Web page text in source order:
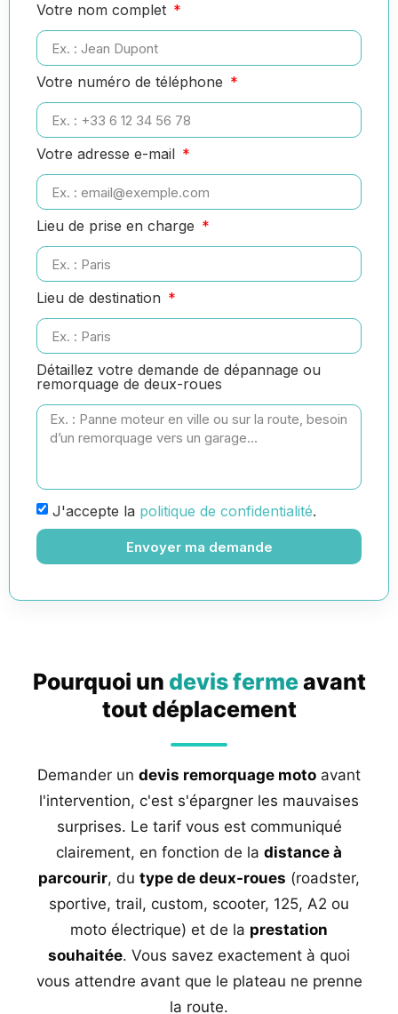
Votre nom complet
Votre numéro de téléphone
Votre adresse e-mail
Lieu de prise en charge
Lieu de destination
Détaillez votre demande de dépannage ou
remorquage de deux-roues
J'accepte la politique de confidentialité.
Envoyer ma demande
Pourquoi un devis fermeavant
tout déplacement
Demander un devis remorquage moto avant
l'intervention, c'est s'épargner les mauvaises
surprises. Le tarif vous est communiqué
clairement, en fonction de la distance à
parcourir, du type de deux-roues (roadster,
sportive, trail, custom, scooter, 125, A2 ou
moto électrique) et de la prestation
souhaitée. Vous savez exactement à quoi
vous attendre avant que le plateau ne prenne
la route.